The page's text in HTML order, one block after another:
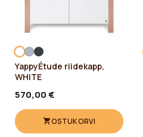
YappyÉtude riidekapp,
WHITE
570,00 €
OSTUKORVI